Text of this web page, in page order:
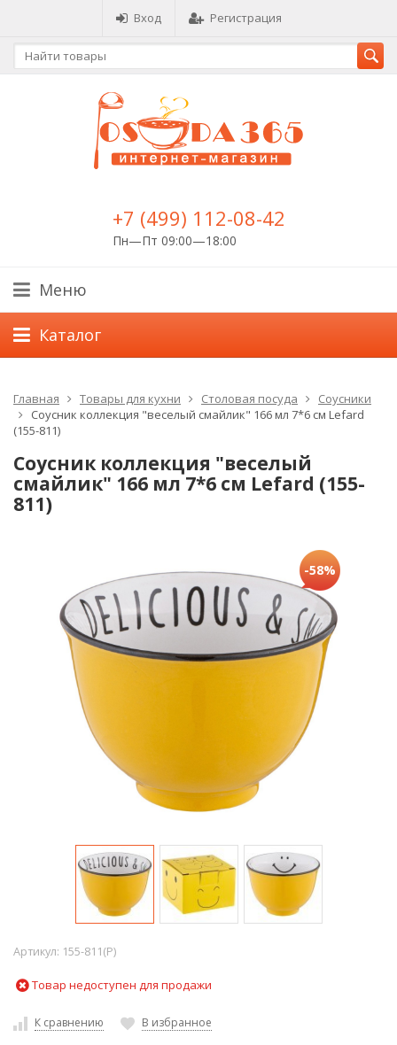
Вход Регистрация
+7 (499) 112-08-42
Пн—Пт 09:00—18:00
Меню
Каталог
Главная Товары для кухни Столовая посуда
Соусники
Соусник коллекция "веселый смайлик" 166 мл 7*6 см Lefard
(155-811)
Соусник коллекция "веселый
смайлик" 166 мл 7*6 см Lefard (155-
811)
-58%
Артикул: 155-811(P)
Товар недоступен для продажи
К сравнению В избранное